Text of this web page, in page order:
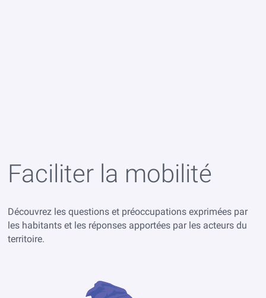
Faciliter la mobilité
Découvrez les questions et préoccupations exprimées par
les habitants et les réponses apportées par les acteurs du
territoire.